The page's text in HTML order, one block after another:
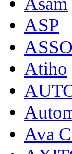
ASP
ASSO
Atiho
Ava